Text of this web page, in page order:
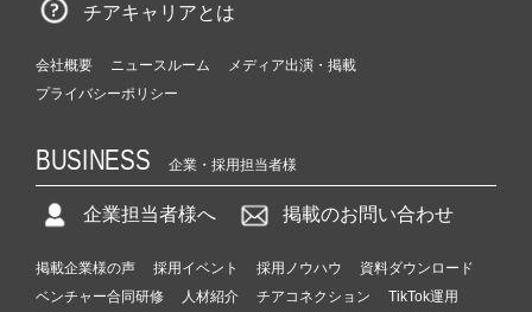
チアキャリアとは
会社概要 ニュースルーム
メディア出演・掲載
プライバシーポリシー
BUSINESS 企業・採用担当者様
企業担当者様へ 掲載のお問い合わせ
掲載企業様の声 採用イベント 採用ノウハウ
資料ダウンロード
ベンチャー合同研修
人材紹介 チアコネクション
TikTok運用